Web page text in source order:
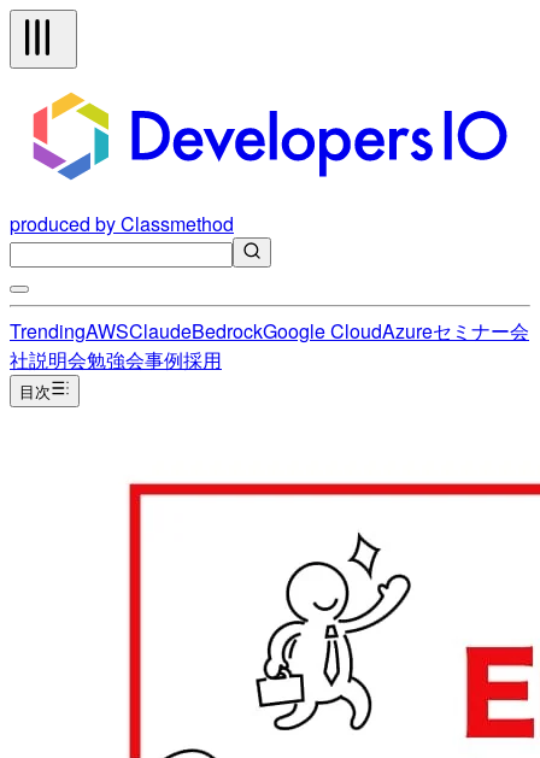
produced by Classmethod
TrendingAWSClaudeBedrockGoogle CloudAzureセミナー会
社説明会勉強会事例採用
目次